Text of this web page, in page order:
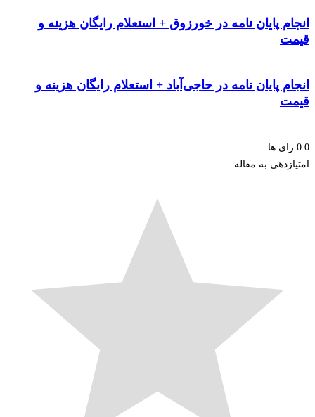
پایان نامه در خورزوق + استعلام رایگان هزینه و
پایان نامه در حاجی‌آباد + استعلام رایگان هزینه و
ها
به مقاله